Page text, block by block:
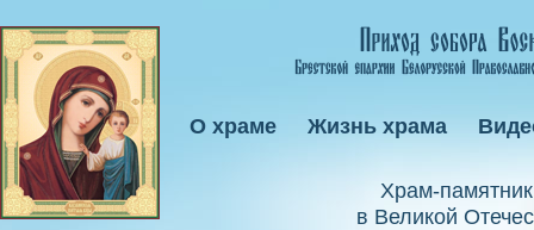
Xрам-
в Великой
О храме Жизнь храма